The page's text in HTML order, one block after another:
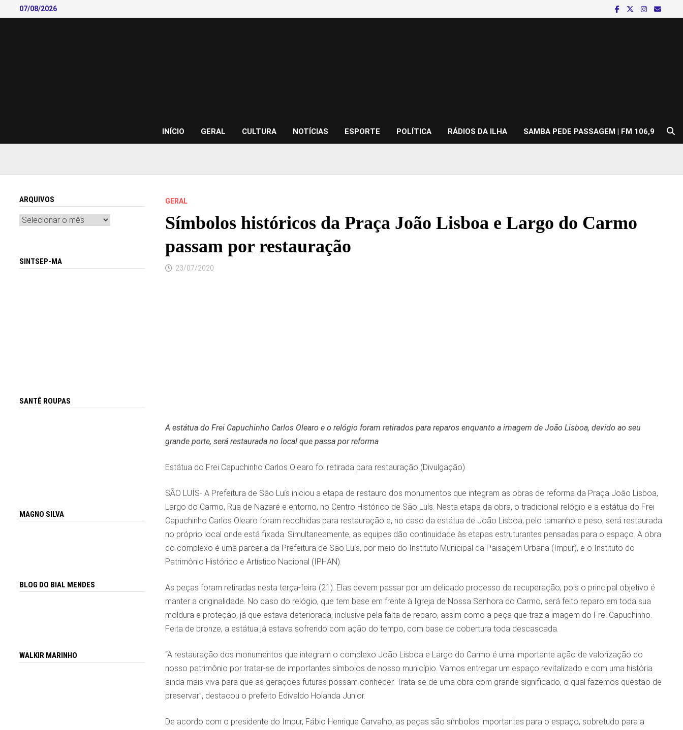
to
07/08/2026
INÍCIO GERAL CULTURA NOTÍCIAS ESPORTE POLÍTICA RÁDIOS DA ILHA SAMBA PEDE PASSAGEM | FM 106,9
GERAL
Símbolos históricos da Praça João Lisboa e Largo do Carmo
passam por restauração
23/07/2020
A estátua do Frei Capuchinho Carlos Olearo e o relógio foram retirados para reparos enquanto a imagem de João Lisboa, devido ao seu
grande porte, será restaurada no local que passa por reforma
Estátua do Frei Capuchinho Carlos Olearo foi retirada para restauração (Divulgação)
SÃO LUÍS- A Prefeitura de São Luís iniciou a etapa de restauro dos monumentos que integram as obras de reforma da Praça João Lisboa,
Largo do Carmo, Rua de Nazaré e entorno, no Centro Histórico de São Luís. Nesta etapa da obra, o tradicional relógio e a estátua do Frei
Capuchinho Carlos Olearo foram recolhidas para restauração e, no caso da estátua de João Lisboa, pelo tamanho e peso, será restaurada
no próprio local onde está fixada. Simultaneamente, as equipes dão continuidade às etapas estruturantes pensadas para o espaço. A obra
do complexo é uma parceria da Prefeitura de São Luís, por meio do Instituto Municipal da Paisagem Urbana (Impur), e o Instituto do
Patrimônio Histórico e Artístico Nacional (IPHAN).
As peças foram retiradas nesta terça-feira (21). Elas devem passar por um delicado processo de recuperação, pois o principal objetivo é
manter a originalidade. No caso do relógio, que tem base em frente à Igreja de Nossa Senhora do Carmo, será feito reparo em toda sua
moldura e proteção, já que estava deteriorada, inclusive pela falta de reparo, assim como a peça que traz a imagem do Frei Capuchinho.
Feita de bronze, a estátua já estava sofrendo com ação do tempo, com base de cobertura toda descascada.
“A restauração dos monumentos que integram o complexo João Lisboa e Largo do Carmo é uma importante ação de valorização do
nosso patrimônio por tratar-se de importantes símbolos de nosso município. Vamos entregar um espaço revitalizado e com uma história
ainda mais viva para que as gerações futuras possam conhecer. Trata-se de uma obra com grande significado, o qual fazemos questão de
preservar”, destacou o prefeito Edivaldo Holanda Junior.
De acordo com o presidente do Impur, Fábio Henrique Carvalho, as peças são símbolos importantes para o espaço, sobretudo para a
ARQUIVOS
Arquivos
SINTSEP-MA
SANTÊ ROUPAS
MAGNO SILVA
BLOG DO BIAL MENDES
WALKIR MARINHO